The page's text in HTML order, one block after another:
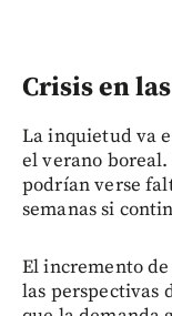
Crisis en
La inquietud va
el verano boreal.
podrían verse
semanas si
El incremento
las perspectivas